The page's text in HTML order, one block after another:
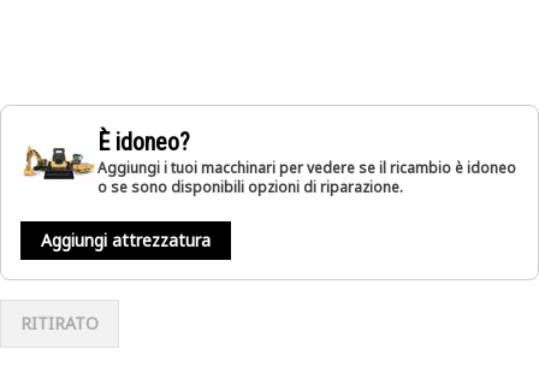
È idoneo?
Aggiungi i tuoi macchinari per vedere se il ricambio è idoneo
o se sono disponibili opzioni di riparazione.
Aggiungi attrezzatura
RITIRATO